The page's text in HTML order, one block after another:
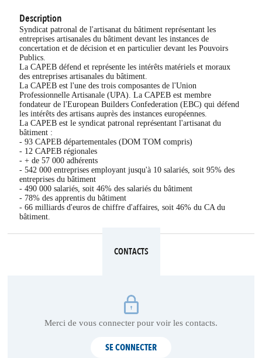
Description
Syndicat patronal de l'artisanat du bâtiment représentant les
entreprises artisanales du bâtiment devant les instances de
concertation et de décision et en particulier devant les Pouvoirs
Publics.
La CAPEB défend et représente les intérêts matériels et moraux
des entreprises artisanales du bâtiment.
La CAPEB est l'une des trois composantes de l'Union
Professionnelle Artisanale (UPA). La CAPEB est membre
fondateur de l'European Builders Confederation (EBC) qui défend
les intérêts des artisans auprès des instances européennes.
La CAPEB est le syndicat patronal représentant l'artisanat du
bâtiment :
- 93 CAPEB départementales (DOM TOM compris)
- 12 CAPEB régionales
- + de 57 000 adhérents
- 542 000 entreprises employant jusqu'à 10 salariés, soit 95% des
entreprises du bâtiment
- 490 000 salariés, soit 46% des salariés du bâtiment
- 78% des apprentis du bâtiment
- 66 milliards d'euros de chiffre d'affaires, soit 46% du CA du
bâtiment.
CONTACTS
Merci de vous connecter pour voir les contacts.
SE CONNECTER